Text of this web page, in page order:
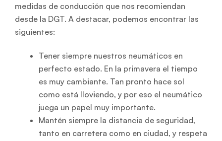
medidas de conducción que nos recomiendan
desde la DGT. A destacar, podemos encontrar las
siguientes:
Tener siempre nuestros neumáticos en
perfecto estado. En la primavera el tiempo
es muy cambiante. Tan pronto hace sol
como está lloviendo, y por eso el neumático
juega un papel muy importante.
Mantén siempre la distancia de seguridad,
tanto en carretera como en ciudad, y respeta